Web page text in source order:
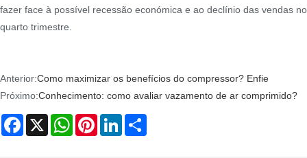
fazer face à possível recessão económica e ao declínio das vendas no
quarto trimestre.
Anterior:Como maximizar os benefícios do compressor? Enfie
Próximo:Conhecimento: como avaliar vazamento de ar comprimido?
Facebook
X WhatsAppPinterestLinkedIn